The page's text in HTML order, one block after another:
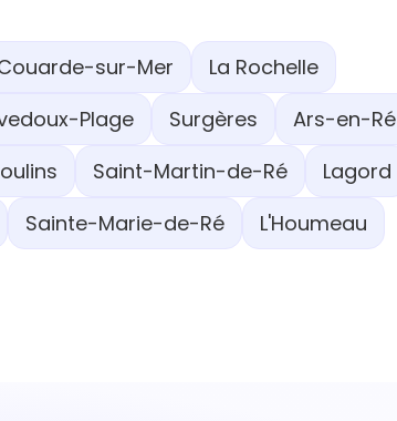
sur-Mer
La Rochelle
Plage Surgères
Ars-en-Ré
Saint-Martin-de-Ré
Lagord
Sainte-Marie-de-Ré L'Houmeau